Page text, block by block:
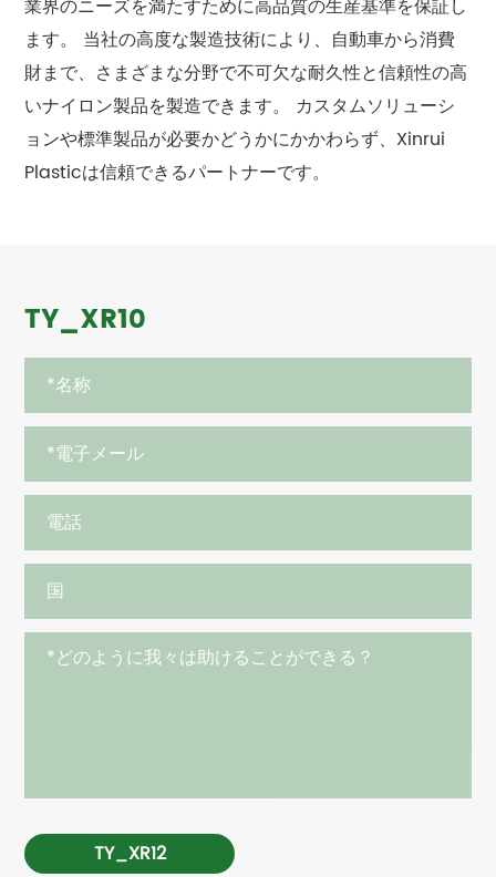
業界のニーズを満たすために高品質の生産基準を保証し
ます。 当社の高度な製造技術により、自動車から消費
財まで、さまざまな分野で不可欠な耐久性と信頼性の高
いナイロン製品を製造できます。 カスタムソリューシ
ョンや標準製品が必要かどうかにかかわらず、Xinrui
Plasticは信頼できるパートナーです。
TY_XR10
TY_XR12